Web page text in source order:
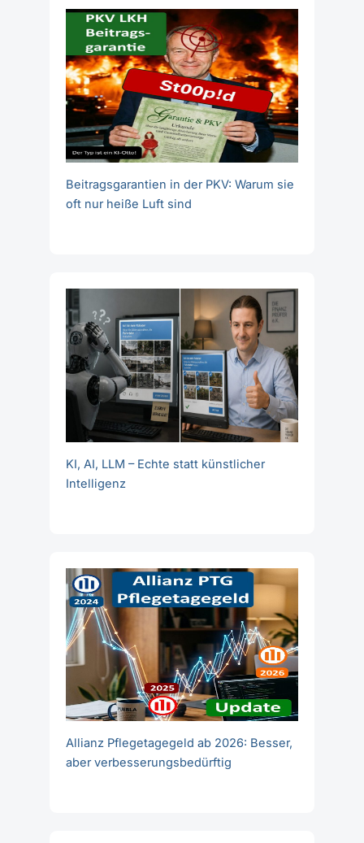
Beitragsgarantien in der PKV: Warum sie
oft nur heiße Luft sind
KI, AI, LLM – Echte statt künstlicher
Intelligenz
Allianz Pflegetagegeld ab 2026: Besser,
aber verbesserungsbedürftig